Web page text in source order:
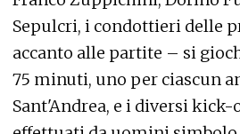
Sepulcri, i condottieri delle
accanto alle partite – si
75 minuti, uno per ciascun
Sant'Andrea, e i diversi kick-